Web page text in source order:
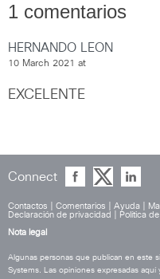
1 comentarios
HERNANDO LEON
10 March 2021 at
EXCELENTE
Connect
Contactos Comentarios Ayuda
Declaración de privacidad
Política
Nota legal
Algunas personas que publican en este
Systems. Las opiniones expresadas